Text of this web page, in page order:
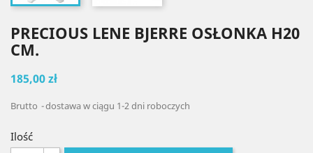
PRECIOUS LENE BJERRE OSŁONKA H20
CM.
185,00 zł
Brutto dostawa w ciągu 1-2 dni roboczych
Ilość